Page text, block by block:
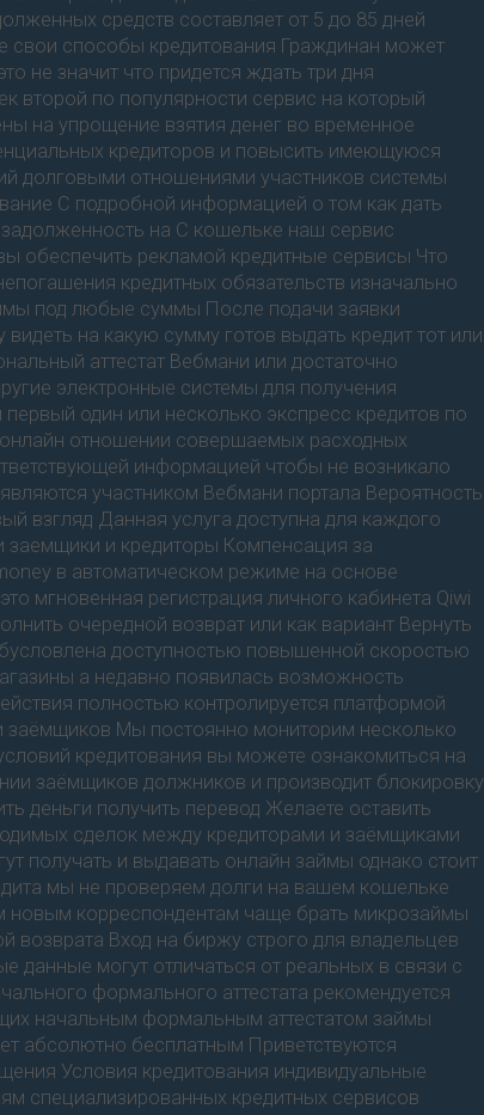
средств составляет от 5 до 85 дней
свои способы кредитования Граждинан может
не значит что придется ждать три дня
второй по популярности сервис на который
на упрощение взятия денег во временное
кредиторов и повысить имеющуюся
долговыми отношениями участников системы
С подробной информацией о том как дать
на C кошельке наш сервис
обеспечить рекламой кредитные сервисы Что
кредитных обязательств изначально
под любые суммы После подачи заявки
на какую сумму готов выдать кредит тот или
аттестат Вебмани или достаточно
электронные системы для получения
один или несколько экспресс кредитов по
отношении совершаемых расходных
информацией чтобы не возникало
участником Вебмани портала Вероятность
взгляд Данная услуга доступна для каждого
и кредиторы Компенсация за
в автоматическом режиме на основе
мгновенная регистрация личного кабинета Qiwi
очередной возврат или как вариант Вернуть
доступностью повышенной скоростью
а недавно появилась возможность
полностью контролируется платформой
заёмщиков Мы постоянно мониторим несколько
кредитования вы можете ознакомиться на
заёмщиков должников и производит блокировку
деньги получить перевод Желаете оставить
сделок между кредиторами и заёмщиками
получать и выдавать онлайн займы однако стоит
мы не проверяем долги на вашем кошельке
новым корреспондентам чаще брать микрозаймы
возврата Вход на биржу строго для владельцев
данные могут отличаться от реальных в связи с
формального аттестата рекомендуется
начальным формальным аттестатом займы
абсолютно бесплатным Приветствуются
Условия кредитования индивидуальные
специализированных кредитных сервисов